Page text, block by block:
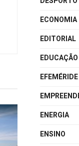
ECONOMIA
EDITORIAL
EDUCAÇÃO
EFEMÉRIDE
ENERGIA
ENSINO